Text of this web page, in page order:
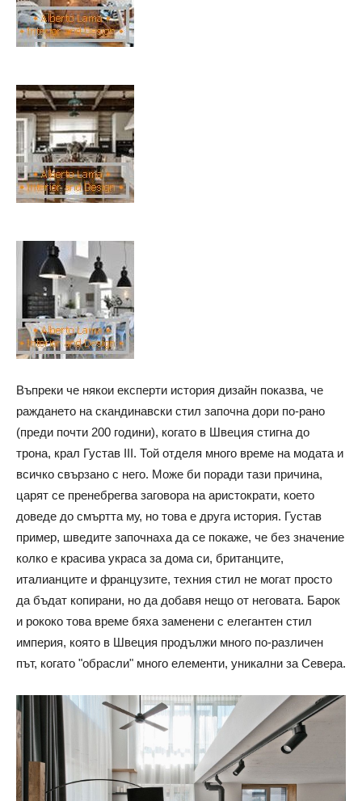
Въпреки че някои експерти история дизайн показва, че
раждането на скандинавски стил започна дори по-рано
(преди почти 200 години), когато в Швеция стигна до
трона, крал Густав III. Той отделя много време на модата и
всичко свързано с него. Може би поради тази причина,
царят се пренебрегва заговора на аристократи, което
доведе до смъртта му, но това е друга история. Густав
пример, шведите започнаха да се покаже, че без значение
колко е красива украса за дома си, британците,
италианците и французите, техния стил не могат просто
да бъдат копирани, но да добавя нещо от неговата. Барок
и рококо това време бяха заменени с елегантен стил
империя, която в Швеция продължи много по-различен
път, когато "обрасли" много елементи, уникални за Севера.